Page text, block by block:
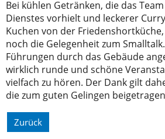
Bei kühlen Getränken, die das
Dienstes vorhielt und leckerer
Kuchen von der
noch die Gelegenheit zum
Führungen durch das Gebäude
wirklich runde und schöne
vielfach zu hören. Der Dank gilt
die zum guten Gelingen
Zurück